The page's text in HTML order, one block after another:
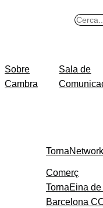
B
Sobre
Cambra
Sala de
Torna
Comerç
TornaEina
Barcelona